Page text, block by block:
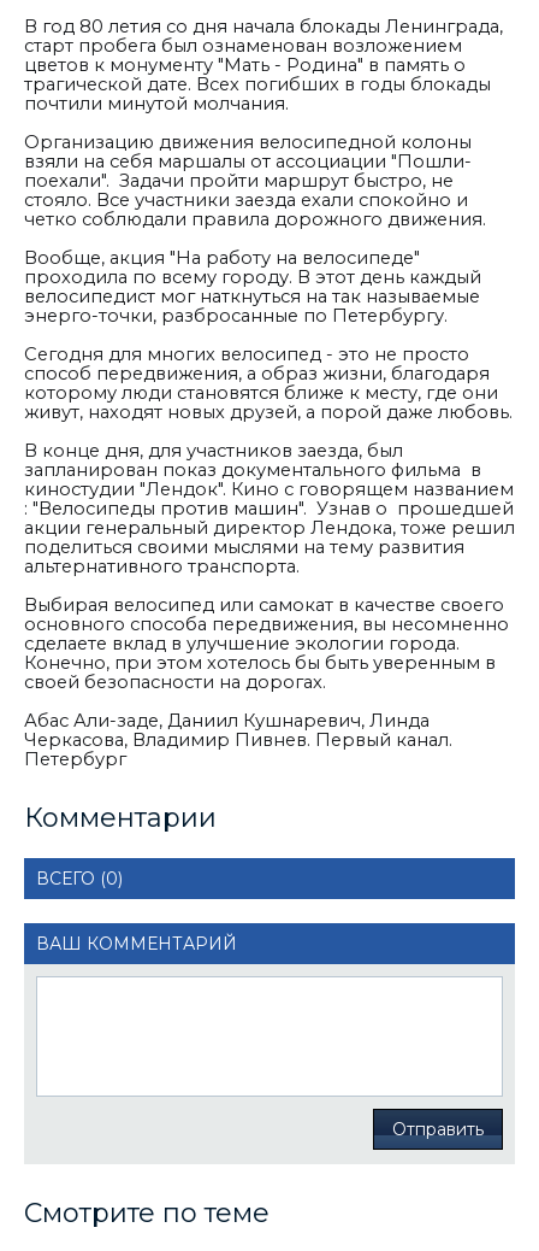
В год 80 летия со дня начала блокады Ленинграда,
старт пробега был ознаменован возложением
цветов к монументу "Мать - Родина" в память о
трагической дате. Всех погибших в годы блокады
почтили минутой молчания.
Организацию движения велосипедной колоны
взяли на себя маршалы от ассоциации "Пошли-
поехали". Задачи пройти маршрут быстро, не
стояло. Все участники заезда ехали спокойно и
четко соблюдали правила дорожного движения.
Вообще, акция "На работу на велосипеде"
проходила по всему городу. В этот день каждый
велосипедист мог наткнуться на так называемые
энерго-точки, разбросанные по Петербургу.
Сегодня для многих велосипед - это не просто
способ передвижения, а образ жизни, благодаря
которому люди становятся ближе к месту, где они
живут, находят новых друзей, а порой даже любовь.
В конце дня, для участников заезда, был
запланирован показ документального фильма в
киностудии "Лендок". Кино с говорящем названием
: "Велосипеды против машин". Узнав о прошедшей
акции генеральный директор Лендока, тоже решил
поделиться своими мыслями на тему развития
альтернативного транспорта.
Выбирая велосипед или самокат в качестве своего
основного способа передвижения, вы несомненно
сделаете вклад в улучшение экологии города.
Конечно, при этом хотелось бы быть уверенным в
своей безопасности на дорогах.
Абас Али-заде, Даниил Кушнаревич, Линда
Черкасова, Владимир Пивнев. Первый канал.
Петербург
Комментарии
ВСЕГО (0)
ВАШ КОММЕНТАРИЙ
Отправить
Смотрите по теме